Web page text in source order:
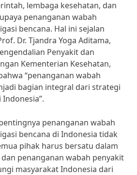
lembaga kesehatan, dan
penanganan wabah
bencana. Hal ini sejalan
Dr. Tjandra Yoga Aditama,
Penyakit dan
Kementerian Kesehatan,
“penanganan wabah
bagian integral dari strategi
penanganan wabah
bencana di Indonesia tidak
pihak harus bersatu dalam
penanganan wabah penyakit
masyarakat Indonesia dari